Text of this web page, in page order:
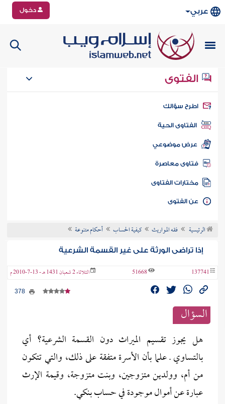
عربي دخول
الفتوى
سؤالك
الفتاوى الحية
عرض موضوعي
فتاوى معاصرة
مختارات الفتاوى
الفتوى
الرئيسية فقه المواريث كيفية الحساب أحكام متنوعة
إذا تراضى الورثة على غير القسمة الشرعية
137741
51668 الثلاثاء 2 شعبان 1431 هـ - 13-7-2010 م
السؤال
هل يجوز تقسيم الميراث دون القسمة الشرعية؟ أي
بالتساوي ـ علما بأن الأسرة متفقة على ذلك، والتي تتكون
من أم، وولدين متزوجين، وبنت متزوجة، وقيمة الإرث
عبارة عن أموال موجودة في حساب بنكي.